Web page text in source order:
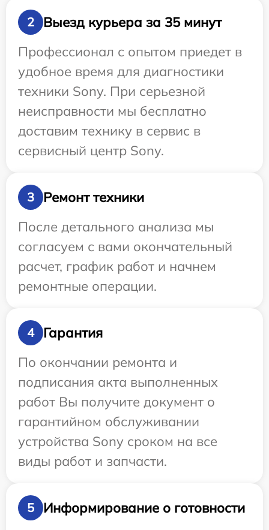
2
Выезд курьера за 35 минут
Профессионал с опытом приедет в
удобное время для диагностики
техники Sony. При серьезной
неисправности мы бесплатно
доставим технику в сервис в
сервисный центр Sony.
3
Ремонт техники
После детального анализа мы
согласуем с вами окончательный
расчет, график работ и начнем
ремонтные операции.
4
Гарантия
По окончании ремонта и
подписания акта выполненных
работ Вы получите документ о
гарантийном обслуживании
устройства Sony сроком на все
виды работ и запчасти.
5
Информирование о готовности